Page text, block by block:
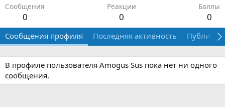
Сообщения
0
Реакции
0
Баллы
0
Сообщения профиля Последняя активность
В профиле пользователя Amogus Sus пока нет ни одного
сообщения.